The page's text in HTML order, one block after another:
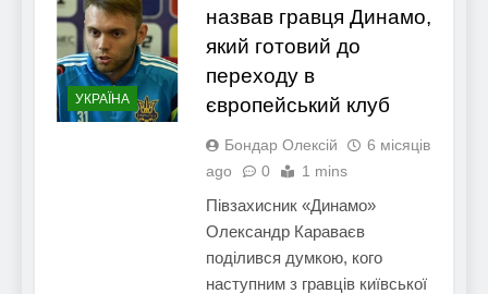
УКРАЇНА
назвав гравця Динамо,
який готовий до
переходу в
європейський клуб
Бондар Олексій
6 місяців
ago
0 1 mins
Півзахисник «Динамо»
Олександр Караваєв
поділився думкою, кого
наступним з гравців київської